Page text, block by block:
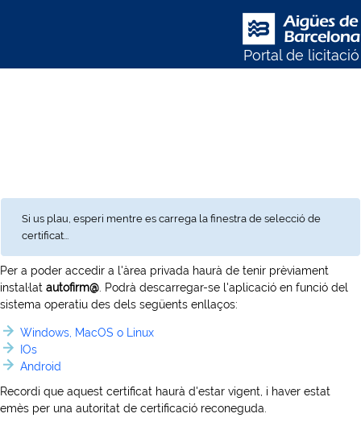
Portal de licitació
Si us plau, esperi mentre es carrega la finestra de selecció de
certificat...
Per a poder accedir a l'àrea privada haurà de tenir prèviament
instal·lat autofirm@ . Podrà descarregar-se l'aplicació en funció del
sistema operatiu des dels següents enllaços:
Windows, MacOS o Linux
IOs
Android
Recordi que aquest certificat haurà d'estar vigent, i haver estat
emès per una autoritat de certificació reconeguda.